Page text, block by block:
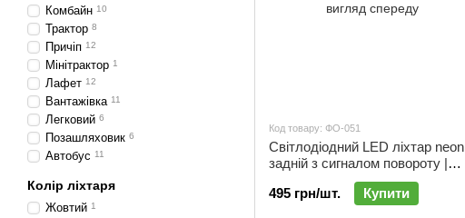
Код товару: ФО-051
Світлодіодний LED ліхтар neon
задній з сигналом повороту |
495 грн/шт.
Купити
Комбайн 10
Трактор 8
Причіп 12
Мінітрактор 1
Лафет 12
Вантажівка 11
Легковий 6
Позашляховик 6
Автобус 11
Колір ліхтаря
Жовтий 1